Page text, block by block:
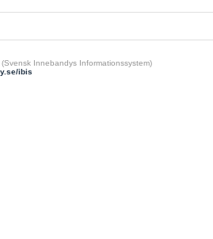
Innebandys Informationssystem)
ibis